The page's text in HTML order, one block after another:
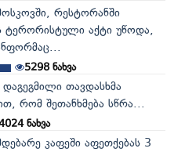
რესტორანში
ტერორისტული აქტი უწოდა,
5298ნახვა
დაგეგმილი თავდასხმა
რომ შეთანხმება სწრა...
ნახვა
კაფეში აფეთქებას 3